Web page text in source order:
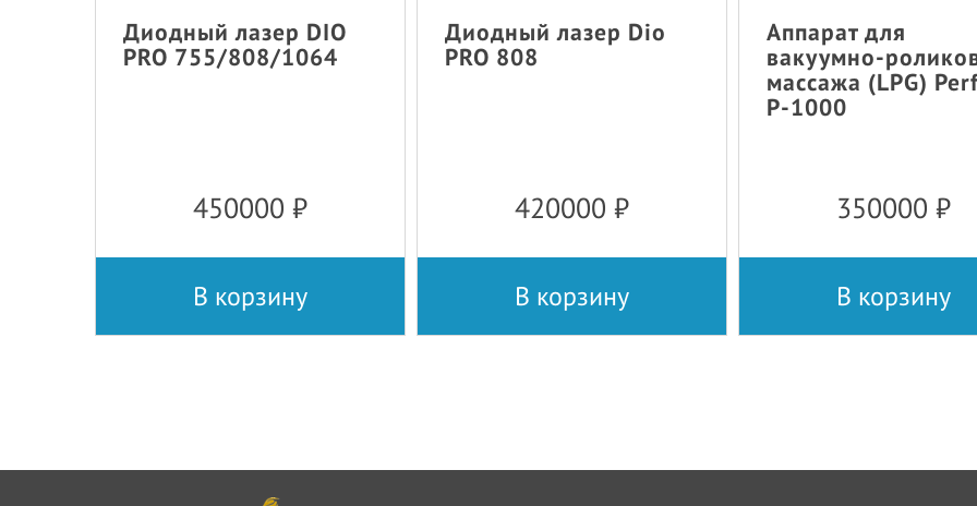
Диодный лазер DIO
PRO 755/808/1064
450000 ₽
В корзину
Диодный лазер Dio
PRO 808
420000 ₽
В корзину
Аппарат для
вакуумно-
массажа (LPG)
P-1000
350000 ₽
В корзину